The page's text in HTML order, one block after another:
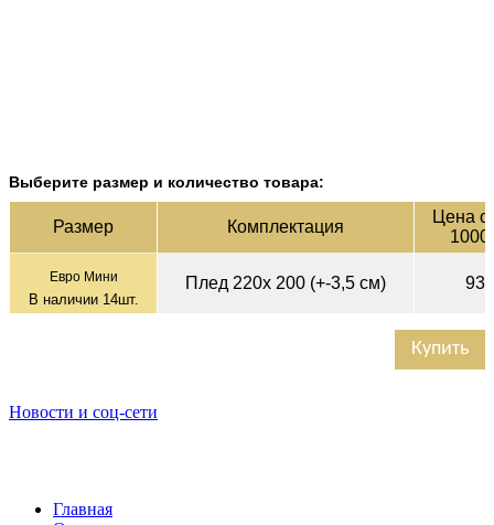
Выберите размер и количество товара:
Раз­мер Ком­плек­тация
Цена
Евро Мини
В наличии 14шт.
Плед 220х 200 (+-3,5 см) 936
Купить
Новости и соц-сети
Главная